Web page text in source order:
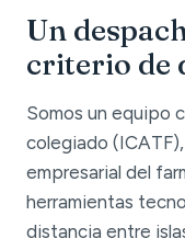
Un
criterio de
Somos un equipo
colegiado
empresarial del
herramientas
distancia entre